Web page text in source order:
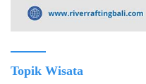
Topik Wisata